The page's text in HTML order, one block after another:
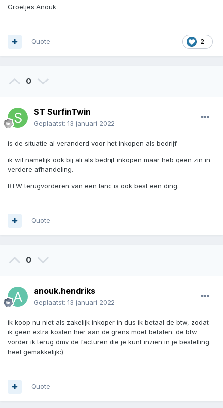
Groetjes Anouk
2
Quote
0
ST SurfinTwin
Geplaatst: 13 januari 2022
is de situatie al veranderd voor het inkopen als bedrijf
ik wil namelijk ook bij ali als bedrijf inkopen maar heb geen zin in
verdere afhandeling.
BTW terugvorderen van een land is ook best een ding.
Quote
0
anouk.hendriks
Geplaatst: 13 januari 2022
ik koop nu niet als zakelijk inkoper in dus ik betaal de btw, zodat
ik geen extra kosten hier aan de grens moet betalen. de btw
vorder ik terug dmv de facturen die je kunt inzien in je bestelling.
heel gemakkelijk:)
Quote